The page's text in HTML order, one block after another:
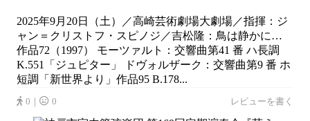
2025年9月20日（土）／高崎芸術劇場大劇場／指揮：ジ
ャン＝クリストフ・スピノジ／吉松隆：鳥は静かに…
作品72（1997） モーツァルト：交響曲第41 番 ハ長調
K.551「ジュピター」 ドヴォルザーク：交響曲第9 番 ホ
短調「新世界より」作品95 B.178...
0｜ 0 レビューを書く